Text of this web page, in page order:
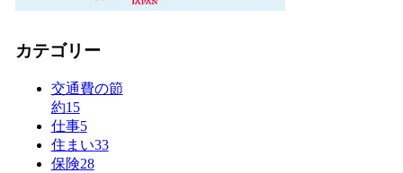
カテゴリー
交通費の節
約15
仕事5
住まい33
保険28